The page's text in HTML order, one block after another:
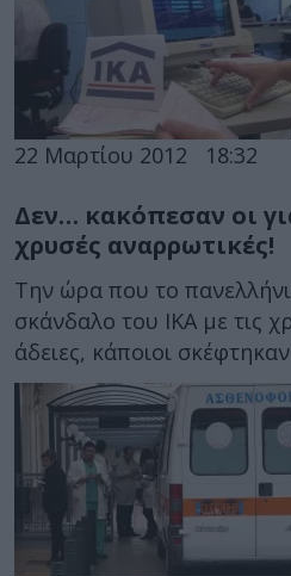
22 Μαρτίου 2012 18:32
Δεν… κακόπεσαν οι
χρυσές αναρρωτικές!
Την ώρα που το
σκάνδαλο του ΙΚΑ με τις
άδειες, κάποιοι